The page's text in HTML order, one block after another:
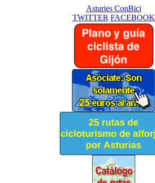
Asturies ConBici
TWITTER FACEBOOK